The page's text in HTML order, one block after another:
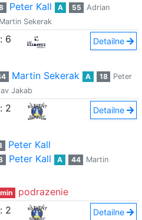
Peter Kall A 55
Adrian
Martin Sekerak
: 6 Detailne
Martin Sekerak A 18
Peter
Jakab
: 2 Detailne
Peter Kall
Peter Kall A 44
Martin
podrazenie
: 2 Detailne